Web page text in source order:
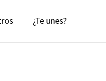
¿Te unes?